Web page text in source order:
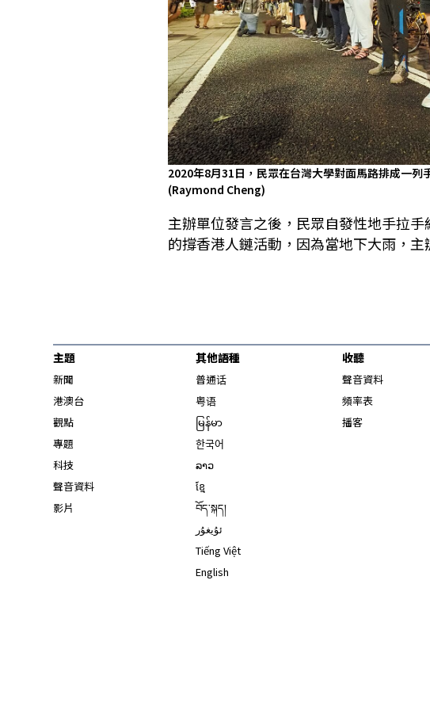
2020年8月31日，民眾在台灣大學對面馬路排成一列
(Raymond Cheng)
主辦單位發言之後，民眾自發性地手拉
的撐香港人鏈活動，因為當地下大雨，
主題
新聞
港澳台
觀點
專題
科技
聲音資料
影片
其他語種
普通话
粤语
မြန်မာ
한국어
ລາວ
ខ្មែ
བོད་སྐད།
ئۇيغۇر
Tiếng Việt
English
收聽
聲音資料
頻率表
播客